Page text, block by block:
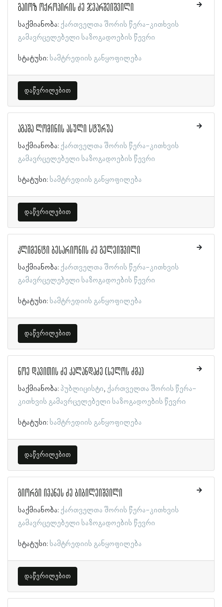
გაიოზ ოქროპირის ძე ჯვარშეიშვილი
საქმიანობა: ქართველთა შორის წერა-კითხვის
გამავრცელებელი საზოგადოების წევრი
სტატუსი: სამტრედიის განყოფილება
დაწვრილებით
აგაშა ლომინის ასული სტურუა
საქმიანობა: ქართველთა შორის წერა-კითხვის
გამავრცელებელი საზოგადოების წევრი
სტატუსი: სამტრედიის განყოფილება
დაწვრილებით
კლიმენტი ბესარიონის ძე გელეიშვილი
საქმიანობა: ქართველთა შორის წერა-კითხვის
გამავრცელებელი საზოგადოების წევრი
სტატუსი: სამტრედიის განყოფილება
დაწვრილებით
ნოე დავითის ძე კალანდაძე (სელოს ძმა)
საქმიანობა: პუბლიცისტი ქართველთა შორის წერა-
კითხვის გამავრცელებელი საზოგადოების წევრი
სტატუსი: სამტრედიის განყოფილება
დაწვრილებით
გიორგი ივანეს ძე ბიბილეიშვილი
საქმიანობა: ქართველთა შორის წერა-კითხვის
გამავრცელებელი საზოგადოების წევრი
სტატუსი: სამტრედიის განყოფილება
დაწვრილებით